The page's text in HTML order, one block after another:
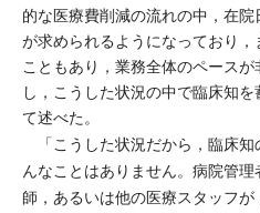
的な医療費削減の流れの中，在
が求められるようになっており
こともあり，業務全体のペース
し，こうした状況の中で臨床知
て述べた。
「こうした状況だから，臨床知
んなことはありません。病院管
師，あるいは他の医療スタッフ